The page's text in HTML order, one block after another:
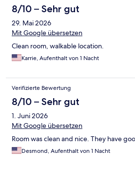
8/10 – Sehr gut
29. Mai 2026
Mit Google übersetzen
Clean room, walkable location.
Karrie, Aufenthalt von 1 Nacht
Verifizierte Bewertung
8/10 – Sehr gut
1. Juni 2026
Mit Google übersetzen
Room was clean and nice. They have
Desmond, Aufenthalt von 1 Nacht